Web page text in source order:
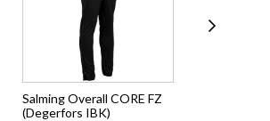
Salming Overall CORE FZ
(Degerfors IBK)